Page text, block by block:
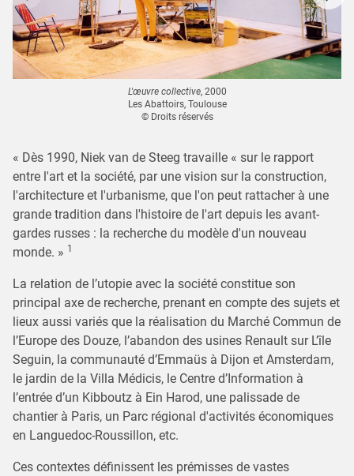
L'œuvre collective, 2000
Les Abattoirs, Toulouse
© Droits réservés
« Dès 1990, Niek van de Steeg travaille « sur le rapport
entre l'art et la société, par une vision sur la construction,
l'architecture et l'urbanisme, que l'on peut rattacher à une
grande tradition dans l'histoire de l'art depuis les avant-
gardes russes : la recherche du modèle d'un nouveau
monde. » 1
La relation de l’utopie avec la société constitue son
principal axe de recherche, prenant en compte des sujets et
lieux aussi variés que la réalisation du Marché Commun de
l’Europe des Douze, l’abandon des usines Renault sur L’île
Seguin, la communauté d’Emmaüs à Dijon et Amsterdam,
le jardin de la Villa Médicis, le Centre d’Information à
l’entrée d’un Kibboutz à Ein Harod, une palissade de
chantier à Paris, un Parc régional d'activités économiques
en Languedoc-Roussillon, etc.
Ces contextes définissent les prémisses de vastes